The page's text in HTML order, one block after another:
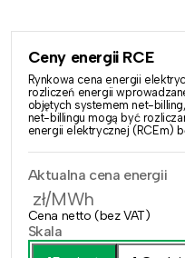
Ceny energii RCE
Rynkowa cena energii
rozliczeń energii
objętych systemem net-
net-billingu mogą być
energii elektrycznej (RCEm)
Aktualna cena energii
zł/MWh
Cena netto (bez VAT)
Skala